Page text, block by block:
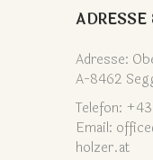
Adresse:
A-8462
Telefon:
Email:
holzer.at